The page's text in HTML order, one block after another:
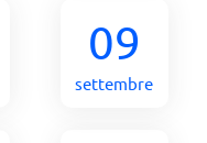
09
settembre